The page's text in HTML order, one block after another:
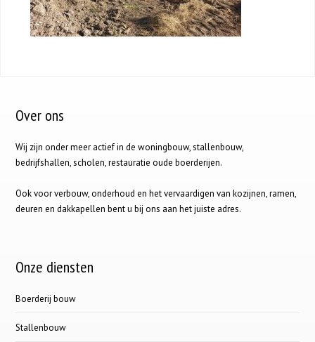
Over ons
Wij zijn onder meer actief in de woningbouw, stallenbouw,
bedrijfshallen, scholen, restauratie oude boerderijen.
Ook voor verbouw, onderhoud en het vervaardigen van kozijnen, ramen,
deuren en dakkapellen bent u bij ons aan het juiste adres.
Onze diensten
Boerderij bouw
Stallenbouw